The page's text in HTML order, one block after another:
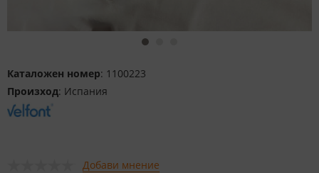
Каталожен номер: 1100223
Произход: Испания
Добави мнение